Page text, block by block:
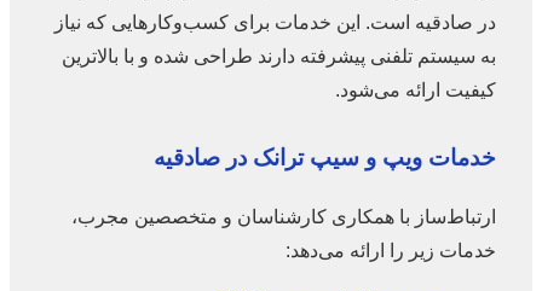
در صادقیه است. این خدمات برای کسب‌وکارهایی که نیاز
به سیستم تلفنی پیشرفته دارند طراحی شده و با بالاترین
کیفیت ارائه می‌شود.
خدمات ویپ و سیپ ترانک در صادقیه
ارتباط‌ساز با همکاری کارشناسان و متخصصین مجرب،
خدمات زیر را ارائه می‌دهد: